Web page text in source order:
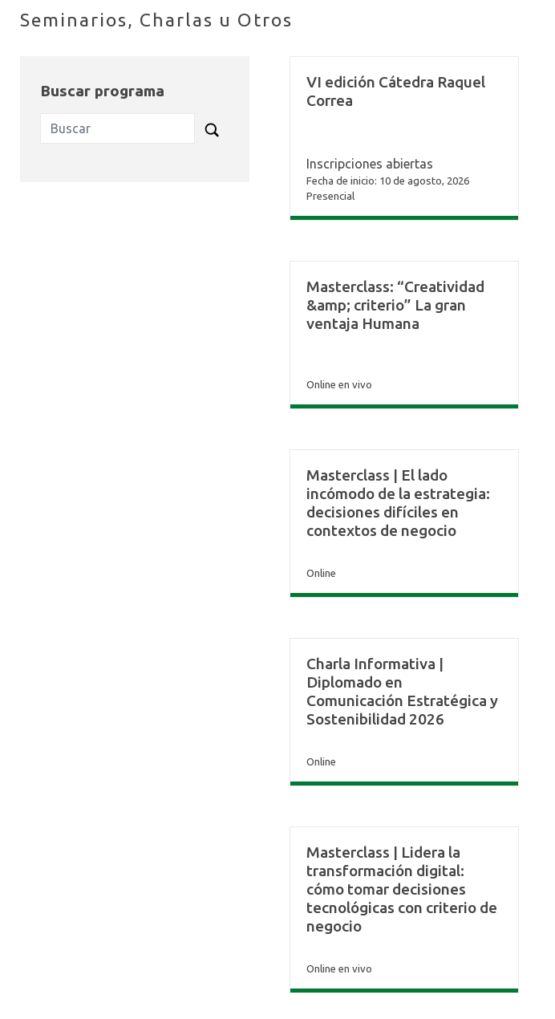
Seminarios, Charlas u Otros
Buscar programa
VI edición Cátedra Raquel
Correa
Inscripciones abiertas
Fecha de inicio: 10 de agosto, 2026
Presencial
Masterclass: “Creatividad
&amp; criterio” La gran
ventaja Humana
Online en vivo
Masterclass | El lado
incómodo de la estrategia:
decisiones difíciles en
contextos de negocio
Online
Charla Informativa |
Diplomado en
Comunicación Estratégica y
Sostenibilidad 2026
Online
Masterclass | Lidera la
transformación digital:
cómo tomar decisiones
tecnológicas con criterio de
negocio
Online en vivo